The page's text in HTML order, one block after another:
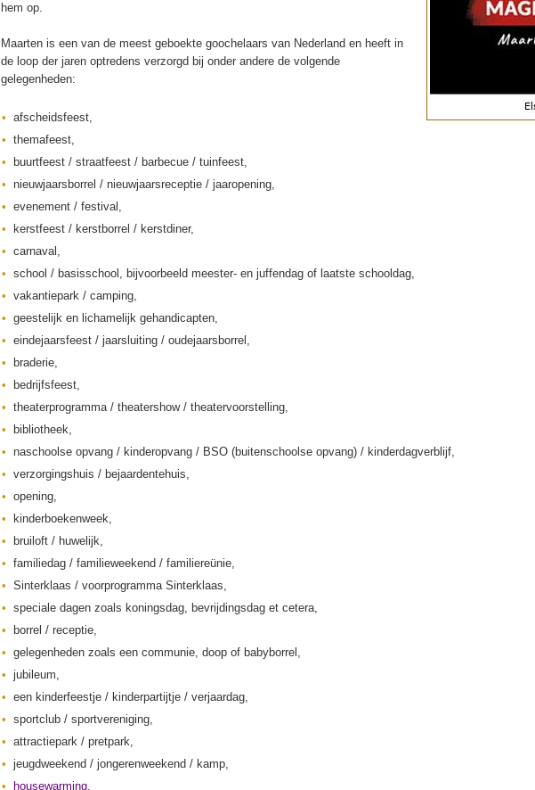
hem op.
Maarten is een van de meest geboekte goochelaars van Nederland en heeft in
de loop der jaren optredens verzorgd bij onder andere de volgende
gelegenheden:
afscheidsfeest,
themafeest,
buurtfeest / straatfeest / barbecue / tuinfeest,
nieuwjaarsborrel / nieuwjaarsreceptie / jaaropening,
evenement / festival,
kerstfeest / kerstborrel / kerstdiner,
carnaval,
school / basisschool, bijvoorbeeld meester- en juffendag of laatste schooldag,
vakantiepark / camping,
geestelijk en lichamelijk gehandicapten,
eindejaarsfeest / jaarsluiting / oudejaarsborrel,
braderie,
bedrijfsfeest,
theaterprogramma / theatershow / theatervoorstelling,
bibliotheek,
naschoolse opvang / kinderopvang / BSO (buitenschoolse opvang) / kinderdagverblijf,
verzorgingshuis / bejaardentehuis,
opening,
kinderboekenweek,
bruiloft / huwelijk,
familiedag / familieweekend / familiereünie,
Sinterklaas / voorprogramma Sinterklaas,
speciale dagen zoals koningsdag, bevrijdingsdag et cetera,
borrel / receptie,
gelegenheden zoals een communie, doop of babyborrel,
jubileum,
een kinderfeestje / kinderpartijtje / verjaardag,
sportclub / sportvereniging,
attractiepark / pretpark,
jeugdweekend / jongerenweekend / kamp,
housewarming,